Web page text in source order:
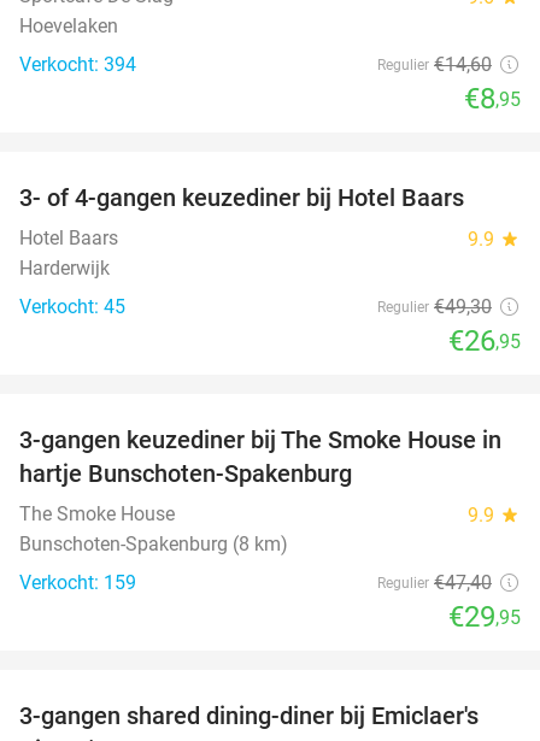
Hoevelaken
Verkocht: 394
Regulier €14,60
€8,95
3- of 4-gangen keuzediner bij Hotel Baars
Hotel Baars 9.9 star
Harderwijk
Verkocht: 45
Regulier €49,30
€26,95
37%
3-gangen keuzediner bij The Smoke House in
hartje Bunschoten-Spakenburg
The Smoke House 9.9 star
Bunschoten-Spakenburg (8 km)
Verkocht: 159
Regulier €47,40
€29,95
48%
3-gangen shared dining-diner bij Emiclaer's